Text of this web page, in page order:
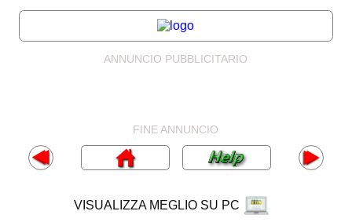
ANNUNCIO PUBBLICITARIO
FINE ANNUNCIO
VISUALIZZA MEGLIO SU PC